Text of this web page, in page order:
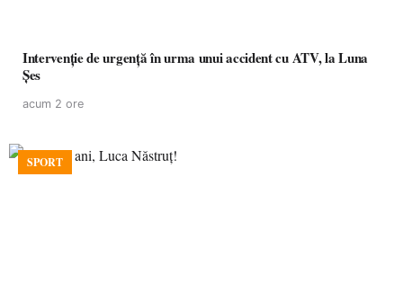
Intervenție de urgență în urma unui accident cu ATV, la Luna
Șes
acum 2 ore
SPORT